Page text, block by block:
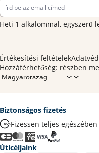
Heti 1 alkalommal, egyszerű
Értékesítési feltételek
Hozzáférhetőség: részben
Úticéljaink
Biztonságos fizetés
Fizessen teljes egészében